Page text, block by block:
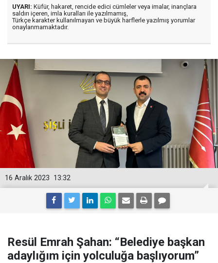
UYARI: Küfür, hakaret, rencide edici cümleler veya imalar, inançlara
saldırı içeren, imla kuralları ile yazılmamış,
Türkçe karakter kullanılmayan ve büyük harflerle yazılmış yorumlar
onaylanmamaktadır.
13:32
16 Aralık 2023
Resül Emrah Şahan: “Belediye başkan
adaylığım için yolculuğa başlıyorum”